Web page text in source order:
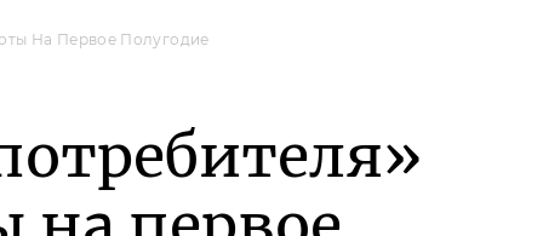
На Первое Полугодие